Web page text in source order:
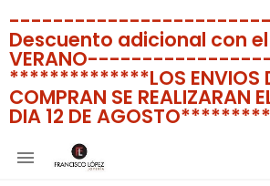
Descuento adicional con
**************LOS ENVIOS
COMPRAN SE REALIZARAN
DIA 12 DE
